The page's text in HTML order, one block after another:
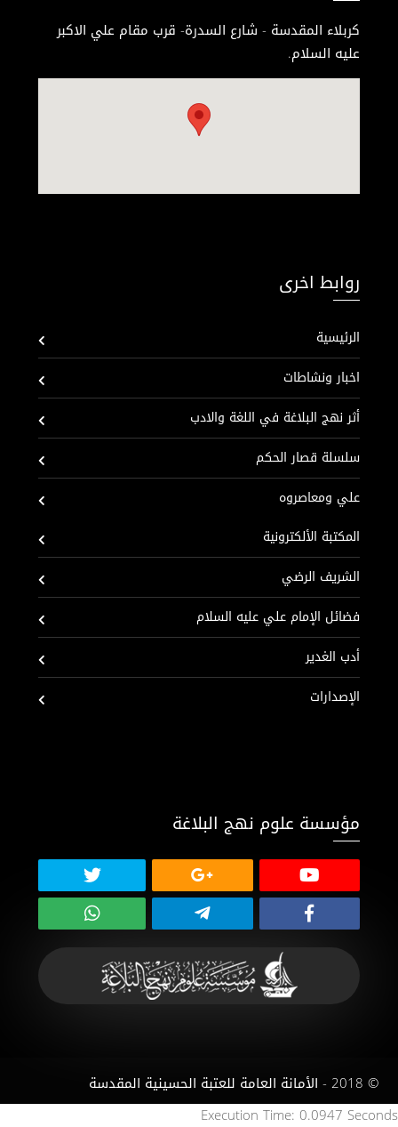
كربلاء المقدسة - شارع السدرة- قرب مقام علي الاكبر
عليه السلام.
روابط اخرى
الرئيسية
اخبار ونشاطات
أثر نهج البلاغة في اللغة والادب
سلسلة قصار الحكم
علي ومعاصروه
المكتبة الألكترونية
الشريف الرضي
فضائل الإمام علي عليه السلام
أدب الغدير
الإصدارات
مؤسسة علوم نهج البلاغة
© 2018 - الأمانة العامة للعتبة الحسينية المقدسة
Execution Time: 0.0947 Seconds